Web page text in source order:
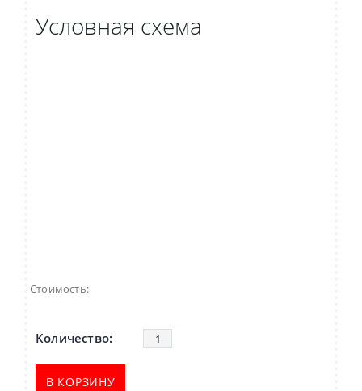
Условная схема
Стоимость:
В КОРЗИНУ